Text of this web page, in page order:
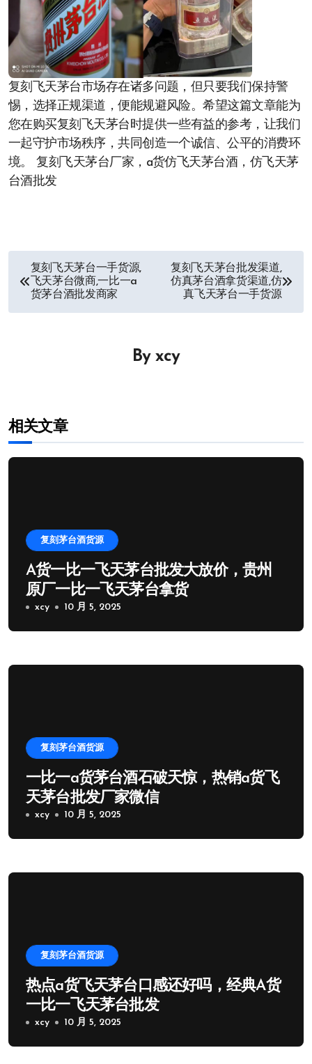
复刻飞天茅台市场存在诸多问题，但只要我们保持警
惕，选择正规渠道，便能规避风险。希望这篇文章能为
您在购买复刻飞天茅台时提供一些有益的参考，让我们
一起守护市场秩序，共同创造一个诚信、公平的消费环
境。 复刻飞天茅台厂家，a货仿飞天茅台酒，仿飞天茅
台酒批发
复刻飞天茅台一手货源,
飞天茅台微商,一比一a
货茅台酒批发商家
复刻飞天茅台批发渠道,
仿真茅台酒拿货渠道,仿
真飞天茅台一手货源
By xcy
相关文章
复刻茅台酒货源
A货一比一飞天茅台批发大放价，贵州
原厂一比一飞天茅台拿货
xcy 10 月 5, 2025
复刻茅台酒货源
一比一a货茅台酒石破天惊，热销a货飞
天茅台批发厂家微信
xcy 10 月 5, 2025
复刻茅台酒货源
热点a货飞天茅台口感还好吗，经典A货
一比一飞天茅台批发
xcy 10 月 5, 2025